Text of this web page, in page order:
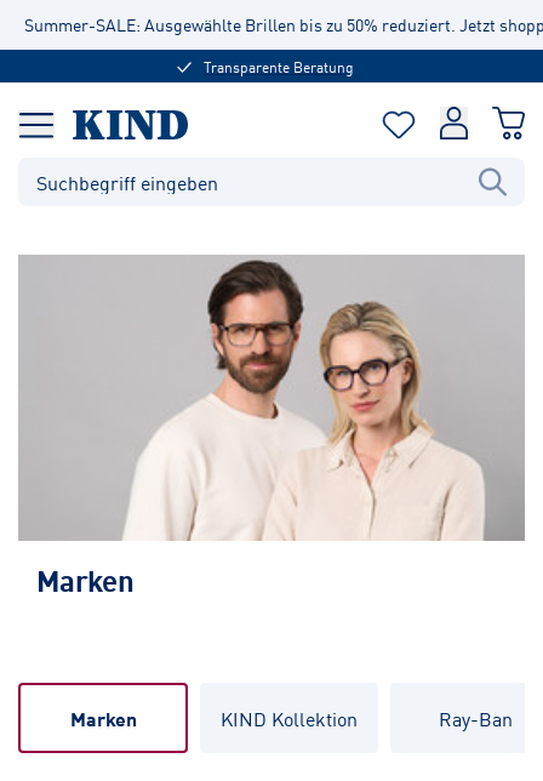
Summer-SALE: Ausgewählte Brillen bis zu 50% reduziert. Jetzt
Transparente Beratung
Marken
Marken KIND Kollektion Ray-Ban